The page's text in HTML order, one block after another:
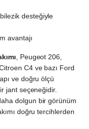
desteğiyle
avantajı
, Peugeot 206,
C4 ve bazı Ford
ve doğru ölçü
jant seçeneğidir.
dolgun bir görünüm
doğru tercihlerden